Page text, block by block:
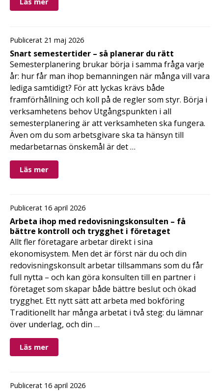
Publicerat 21 maj 2026
Snart semestertider – så planerar du rätt
Semesterplanering brukar börja i samma fråga varje
år: hur får man ihop bemanningen när många vill vara
lediga samtidigt? För att lyckas krävs både
framförhållning och koll på de regler som styr. Börja i
verksamhetens behov Utgångspunkten i all
semesterplanering är att verksamheten ska fungera.
Även om du som arbetsgivare ska ta hänsyn till
medarbetarnas önskemål är det …
Läs mer
Publicerat 16 april 2026
Arbeta ihop med redovisningskonsulten – få
bättre kontroll och trygghet i företaget
Allt fler företagare arbetar direkt i sina
ekonomisystem. Men det är först när du och din
redovisningskonsult arbetar tillsammans som du får
full nytta – och kan göra konsulten till en partner i
företaget som skapar både bättre beslut och ökad
trygghet. Ett nytt sätt att arbeta med bokföring
Traditionellt har många arbetat i två steg: du lämnar
över underlag, och din …
Läs mer
Publicerat 16 april 2026